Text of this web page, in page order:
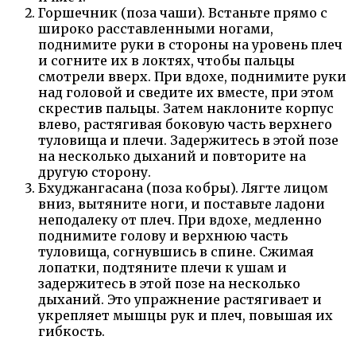
Горшечник (поза чаши). Встаньте прямо с
широко расставленными ногами,
поднимите руки в стороны на уровень плеч
и согните их в локтях, чтобы пальцы
смотрели вверх. При вдохе, поднимите руки
над головой и сведите их вместе, при этом
скрестив пальцы. Затем наклоните корпус
влево, растягивая боковую часть верхнего
туловища и плечи. Задержитесь в этой позе
на несколько дыханий и повторите на
другую сторону.
Бхуджангасана (поза кобры). Лягте лицом
вниз, вытяните ноги, и поставьте ладони
неподалеку от плеч. При вдохе, медленно
поднимите голову и верхнюю часть
туловища, согнувшись в спине. Сжимая
лопатки, подтяните плечи к ушам и
задержитесь в этой позе на несколько
дыханий. Это упражнение растягивает и
укрепляет мышцы рук и плеч, повышая их
гибкость.